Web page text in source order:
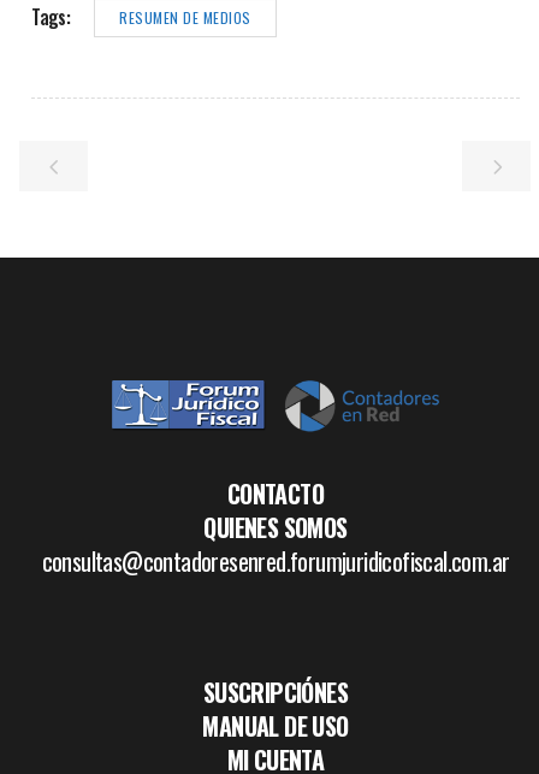
Tags: RESUMEN DE MEDIOS
CONTACTO
QUIENES SOMOS
consultas@contadoresenred.forumjuridicofiscal.com.ar
SUSCRIPCIÓNES
MANUAL DE USO
MI CUENTA